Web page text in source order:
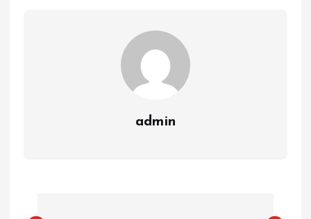
admin